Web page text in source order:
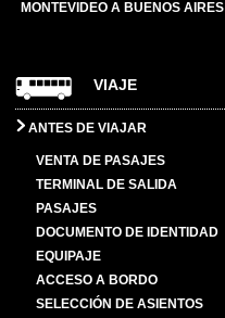
MONTEVIDEO A BUENOS AIRES
VIAJE
ANTES DE VIAJAR
VENTA DE PASAJES
TERMINAL DE SALIDA
PASAJES
DOCUMENTO DE IDENTIDAD
EQUIPAJE
ACCESO A BORDO
SELECCIÓN DE ASIENTOS